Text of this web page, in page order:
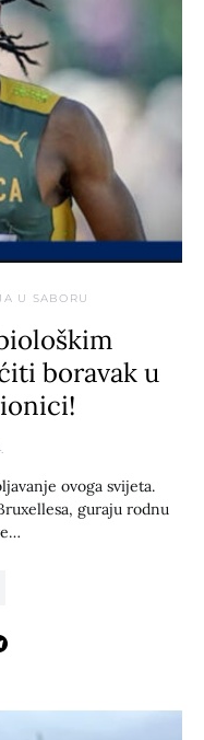
U SABORU
boravak u
ovoga svijeta.
guraju rodnu